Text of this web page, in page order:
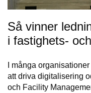
Så vinner
i fastighets-
I många
att driva digitalisering
och Facility